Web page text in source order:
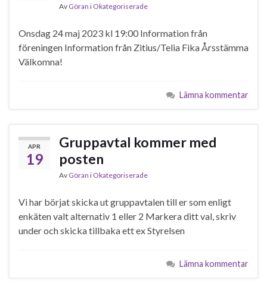
Av Göran i Okategoriserade
Onsdag 24 maj 2023 kl 19:00 Information från
föreningen Information från Zitius/Telia Fika Årsstämma
Välkomna!
Lämna kommentar
APR
19
Gruppavtal kommer med
posten
Av Göran i Okategoriserade
Vi har börjat skicka ut gruppavtalen till er som enligt
enkäten valt alternativ 1 eller 2 Markera ditt val, skriv
under och skicka tillbaka ett ex Styrelsen
Lämna kommentar